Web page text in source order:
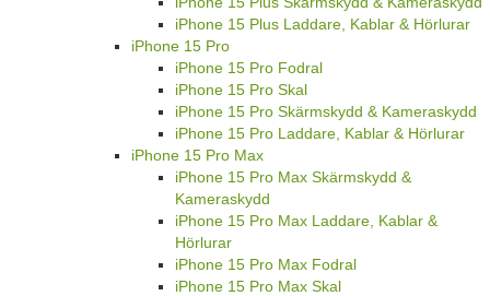
iPhone 15 Plus Laddare, Kablar & Hörlurar
iPhone 15 Pro
iPhone 15 Pro Fodral
iPhone 15 Pro Skal
iPhone 15 Pro Skärmskydd & Kameraskydd
iPhone 15 Pro Laddare, Kablar & Hörlurar
iPhone 15 Pro Max
iPhone 15 Pro Max Skärmskydd &
Kameraskydd
iPhone 15 Pro Max Laddare, Kablar &
Hörlurar
iPhone 15 Pro Max Fodral
iPhone 15 Pro Max Skal